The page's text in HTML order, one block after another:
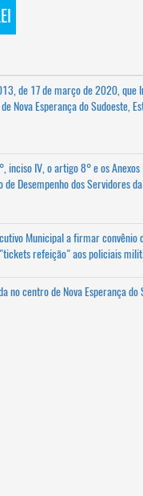
de 17 de março de 2020,
Nova Esperança do Sudoeste,
inciso IV, o artigo 8° e os
Desempenho dos Servidores
Municipal a firmar
refeição" aos policiais
centro de Nova Esperança